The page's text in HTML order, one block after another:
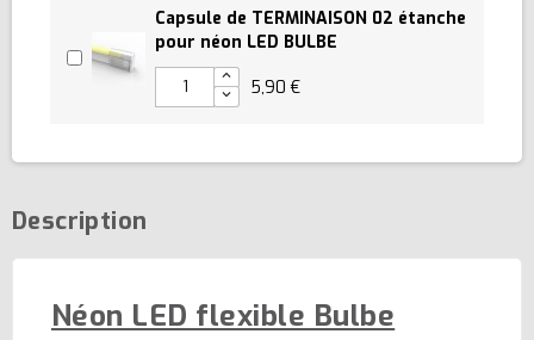
Capsule de TERMINAISON 02 étanche
pour néon LED BULBE
5,90 €
Description
Néon LED flexible Bulbe